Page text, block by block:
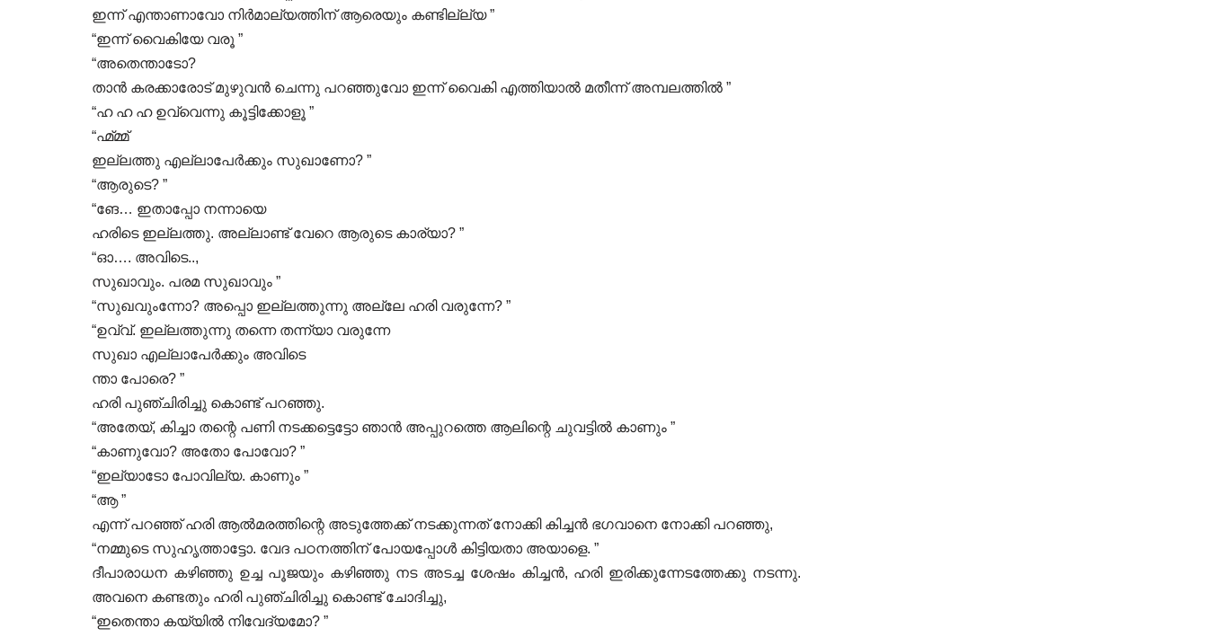
ഇന്ന് എന്താണാവോ നിർമാല്യത്തിന് ആരെയും കണ്ടില്ല്യ ”
“ഇന്ന് വൈകിയേ വരൂ ”
“അതെന്താടോ?
താൻ കരക്കാരോട് മുഴുവൻ ചെന്നു പറഞ്ഞുവോ ഇന്ന് വൈകി എത്തിയാൽ മതീന്ന് അമ്പലത്തിൽ ”
“ഹ ഹ ഹ ഉവ്വെന്നു കൂട്ടിക്കോളൂ ”
“ഹ്മ്മ്മ്
ഇല്ലത്തു എല്ലാപേർക്കും സുഖാണോ? ”
“ആരുടെ? ”
“ങേ… ഇതാപ്പോ നന്നായെ
ഹരിടെ ഇല്ലത്തു. അല്ലാണ്ട് വേറെ ആരുടെ കാര്യാ? ”
“ഓ…. അവിടെ..,
സുഖാവും. പരമ സുഖാവും ”
“സുഖവുംന്നോ? അപ്പൊ ഇല്ലത്തുന്നു അല്ലേ ഹരി വരുന്നേ? ”
“ഉവ്വ്. ഇല്ലത്തുന്നു തന്നെ തന്ന്യാ വരുന്നേ
സുഖാ എല്ലാപേർക്കും അവിടെ
ന്താ പോരെ? ”
ഹരി പുഞ്ചിരിച്ചു കൊണ്ട് പറഞ്ഞു.
“അതേയ്, കിച്ചാ തന്റെ പണി നടക്കട്ടെട്ടോ ഞാൻ അപ്പുറത്തെ ആലിന്റെ ചുവട്ടിൽ കാണും ”
“കാണുവോ? അതോ പോവോ? ”
“ഇല്യാടോ പോവില്യ. കാണും ”
“ആ ”
എന്ന് പറഞ്ഞ് ഹരി ആൽമരത്തിന്റെ അടുത്തേക്ക് നടക്കുന്നത് നോക്കി കിച്ചൻ ഭഗവാനെ നോക്കി പറഞ്ഞു,
“നമ്മുടെ സുഹൃത്താട്ടോ. വേദ പഠനത്തിന് പോയപ്പോൾ കിട്ടിയതാ അയാളെ. ”
ദീപാരാധന കഴിഞ്ഞു ഉച്ച പൂജയും കഴിഞ്ഞു നട അടച്ച ശേഷം കിച്ചൻ, ഹരി ഇരിക്കുന്നേടത്തേക്കു നടന്നു.
അവനെ കണ്ടതും ഹരി പുഞ്ചിരിച്ചു കൊണ്ട് ചോദിച്ചു,
“ഇതെന്താ കയ്യിൽ നിവേദ്യമോ? ”